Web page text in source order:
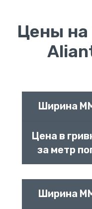
Цены на
Ширина
за метр
Ширина